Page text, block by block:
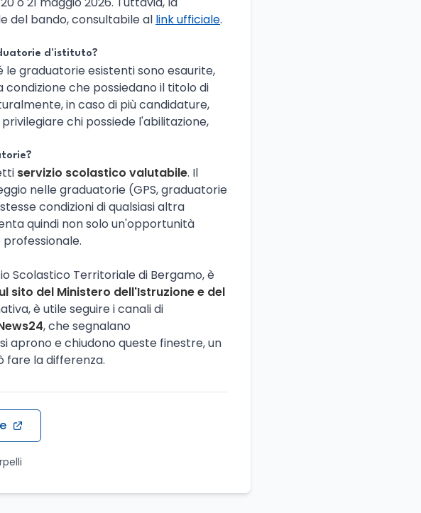
del bando, consultabile al link ufficiale.
d'istituto?
graduatorie esistenti sono esaurite,
condizione che possiedano il titolo di
in caso di più candidature,
chi possiede l'abilitazione,
servizio scolastico valutabile. Il
nelle graduatorie (GPS, graduatorie
condizioni di qualsiasi altra
quindi non solo un'opportunità
Scolastico Territoriale di Bergamo, è
sito del Ministero dell'Istruzione e del
è utile seguire i canali di
, che segnalano
aprono e chiudono queste finestre, un
fare la differenza.